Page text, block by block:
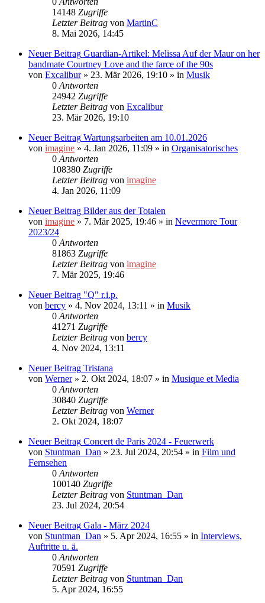
14148 Zugriffe
Letzter Beitrag von MartinC
8. Mai 2026, 14:45
Neuer Beitrag Guardian-Artikel: Melissa Auf der Maur on her
bandmate Courtney Love and the farce of the 90s
von Excalibur» 23. Mär 2026, 19:10 » in Musik
0 Antworten
24942 Zugriffe
Letzter Beitrag von Excalibur
23. Mär 2026, 19:10
Neuer Beitrag Wartungsarbeiten am 10.01.2026
von imagine » 4. Jan 2026, 11:09 » in Organisatorisches
0 Antworten
108380 Zugriffe
Letzter Beitrag von imagine
4. Jan 2026, 11:09
Neuer Beitrag Bilder aus der Totalen
von imagine » 7. Mär 2025, 19:46 » in Nevermore Tour
2023/24
0 Antworten
81863 Zugriffe
Letzter Beitrag von imagine
7. Mär 2025, 19:46
Neuer Beitrag "Q" r.i.p.
von bercy » 4. Nov 2024, 13:11 » in Musik
0 Antworten
41271 Zugriffe
Letzter Beitrag von bercy
4. Nov 2024, 13:11
Neuer Beitrag Tristana
von Werner» 2. Okt 2024, 18:07 » in Musique et Media
0 Antworten
30840 Zugriffe
Letzter Beitrag von Werner
2. Okt 2024, 18:07
Neuer Beitrag Concert de Paris 2024 - Feuerwerk
von Stuntman_Dan » 23. Jul 2024, 20:54 » in Film und
Fernsehen
0 Antworten
100140 Zugriffe
Letzter Beitrag von Stuntman_Dan
23. Jul 2024, 20:54
Neuer Beitrag Gala - März 2024
von Stuntman_Dan » 5. Apr 2024, 16:55 » in Interviews,
Auftritte u. ä.
0 Antworten
70591 Zugriffe
Letzter Beitrag von Stuntman_Dan
5. Apr 2024, 16:55